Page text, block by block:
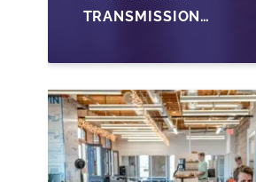
TRANSMISSION
LUXEMBOURGEOISE
SOPARFI